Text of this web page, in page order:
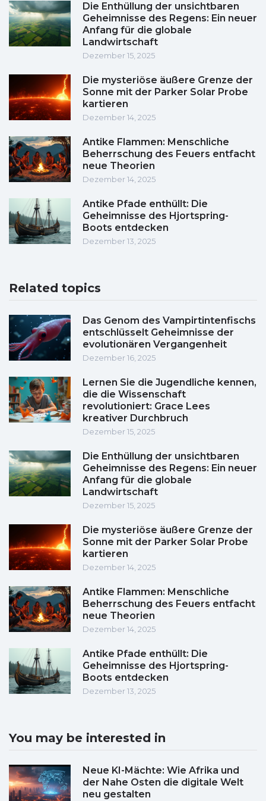
Die Enthüllung der unsichtbaren
Geheimnisse des Regens: Ein neuer
Anfang für die globale
Landwirtschaft
Dezember 15, 2025
Die mysteriöse äußere Grenze der
Sonne mit der Parker Solar Probe
kartieren
Dezember 14, 2025
Antike Flammen: Menschliche
Beherrschung des Feuers entfacht
neue Theorien
Dezember 14, 2025
Antike Pfade enthüllt: Die
Geheimnisse des Hjortspring-
Boots entdecken
Dezember 13, 2025
Related topics
Das Genom des Vampirtintenfischs
entschlüsselt Geheimnisse der
evolutionären Vergangenheit
Dezember 16, 2025
Lernen Sie die Jugendliche kennen,
die die Wissenschaft
revolutioniert: Grace Lees
kreativer Durchbruch
Dezember 15, 2025
Die Enthüllung der unsichtbaren
Geheimnisse des Regens: Ein neuer
Anfang für die globale
Landwirtschaft
Dezember 15, 2025
Die mysteriöse äußere Grenze der
Sonne mit der Parker Solar Probe
kartieren
Dezember 14, 2025
Antike Flammen: Menschliche
Beherrschung des Feuers entfacht
neue Theorien
Dezember 14, 2025
Antike Pfade enthüllt: Die
Geheimnisse des Hjortspring-
Boots entdecken
Dezember 13, 2025
You may be interested in
Neue KI-Mächte: Wie Afrika und
der Nahe Osten die digitale Welt
neu gestalten